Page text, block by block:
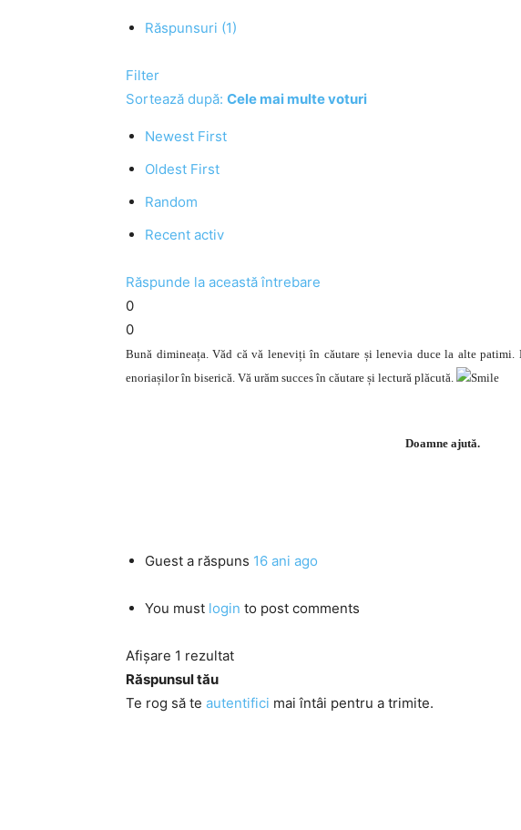
Răspunsuri (1)
Filter
Sortează după: Cele mai multe voturi
Newest First
Oldest First
Random
Recent activ
Răspunde la această întrebare
0
0
Bună dimineața. Văd că vă leneviți în căutare și lenevia duce la alte patimi.
enoriașilor în biserică. Vă urăm succes în căutare și lectură plăcută.
Doamne ajută.
Guest a răspuns 16 ani ago
You must login to post comments
Afișare 1 rezultat
Răspunsul tău
Te rog să te autentifici mai întâi pentru a trimite.